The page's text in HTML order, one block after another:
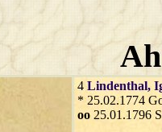
4 Lindenthal,
* 25.02.1774
oo 25.01.1796